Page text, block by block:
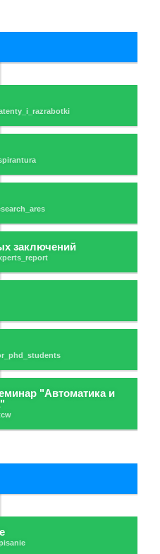
заключений
"Автоматика и